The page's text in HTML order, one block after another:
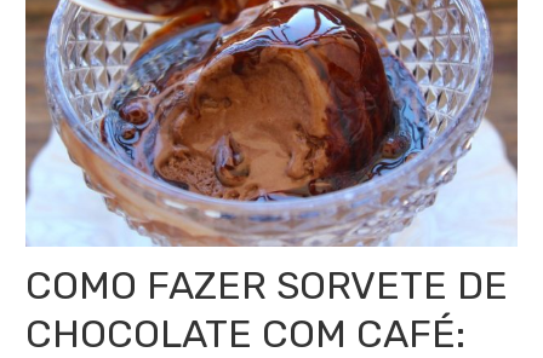
COMO FAZER SORVETE DE
CHOCOLATE COM CAFÉ: